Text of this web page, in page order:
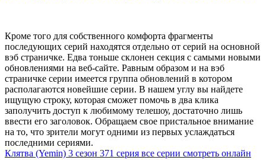
Кроме того для собственного комфорта фрагменты
последующих серий находятся отдельно от серий на основной
вэб страничке. Едва тоньше склонен секция с самыми новыми
обновлениями на веб-сайте. Равным образом и на вэб
страничке серии имеется группа обновлений в котором
располагаются новейшие серии. В нашем углу вы найдете
ищущую строку, которая сможет помочь в два клика
заполучить доступ к любимому телешоу, достаточно лишь
ввести его заголовок. Обращаем свое пристальное внимание
на то, что зрители могут одними из первых услаждаться
последними сериями.
Клятва (Yemin) 3 сезон 371 серия все серии смотреть онлайн